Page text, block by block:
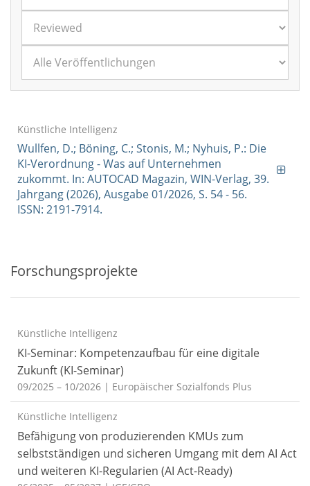
Künstliche Intelligenz
Wullfen, D.; Böning, C.; Stonis, M.; Nyhuis, P.: Die
KI-Verordnung - Was auf Unternehmen
zukommt. In: AUTOCAD Magazin, WIN-Verlag, 39.
Jahrgang (2026), Ausgabe 01/2026, S. 54 - 56.
ISSN: 2191-7914.
Forschungsprojekte
Künstliche Intelligenz
KI-Seminar: Kompetenzaufbau für eine digitale
Zukunft (KI-Seminar)
09/2025 – 10/2026 | Europäischer Sozialfonds Plus
Künstliche Intelligenz
Befähigung von produzierenden KMUs zum
selbstständigen und sicheren Umgang mit dem AI Act
und weiteren KI-Regularien (AI Act-Ready)